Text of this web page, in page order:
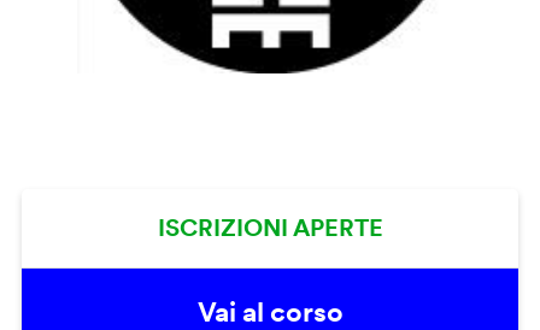
ISCRIZIONI APERTE
Vai al corso